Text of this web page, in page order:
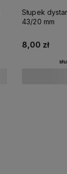
Słupek
43/20 mm
8,00 zł